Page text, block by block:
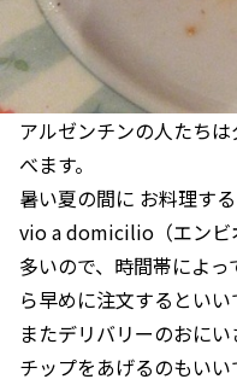
アルゼンチンの人たち
べます。
暑い夏の間に お料理す
vio a domicilio（エンビ
多いので、時間帯によ
ら早めに注文するといい
またデリバリーのおに
チップをあげるのもいい